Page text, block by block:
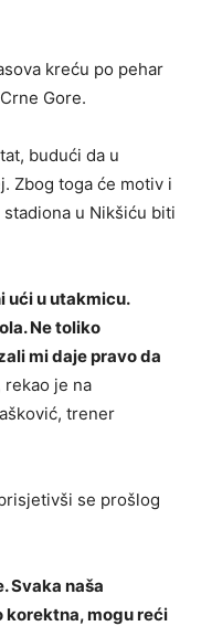
kreću po pehar
Gore.
budući da u
Zbog toga će motiv i
u Nikšiću biti
ući u utakmicu.
Ne toliko
mi daje pravo da
rekao je na
trener
se prošlog
Svaka naša
korektna, mogu reći